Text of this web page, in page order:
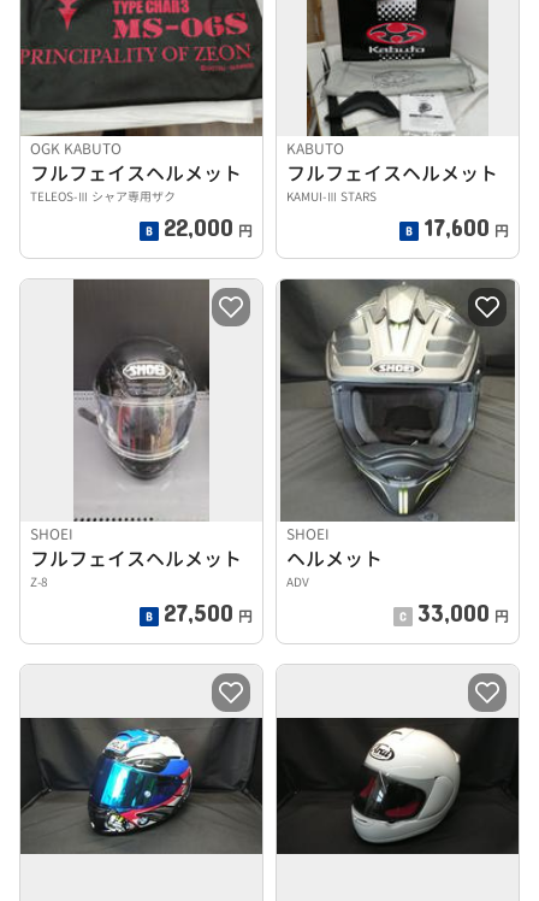
OGK KABUTO
フルフェイスヘルメット
TELEOS-Ⅲ シャア専用ザク
22,000 円
KABUTO
フルフェイスヘルメット
KAMUI-Ⅲ STARS
17,600 円
SHOEI
フルフェイスヘルメット
Z-8
27,500 円
SHOEI
ヘルメット
ADV
33,000 円